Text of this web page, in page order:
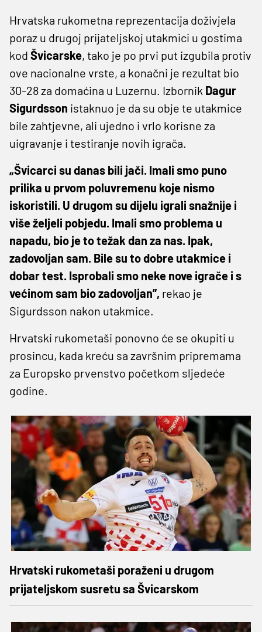
Hrvatska rukometna reprezentacija doživjela
poraz u drugoj prijateljskoj utakmici u gostima
kod Švicarske, tako je po prvi put izgubila protiv
ove nacionalne vrste, a konačni je rezultat bio
30-28 za domaćina u Luzernu. Izbornik Dagur
Sigurdsson istaknuo je da su obje te utakmice
bile zahtjevne, ali ujedno i vrlo korisne za
uigravanje i testiranje novih igrača.
„Švicarci su danas bili jači. Imali smo puno
prilika u prvom poluvremenu koje nismo
iskoristili. U drugom su dijelu igrali snažnije i
više željeli pobjedu. Imali smo problema u
napadu, bio je to težak dan za nas. Ipak,
zadovoljan sam. Bile su to dobre utakmice i
dobar test. Isprobali smo neke nove igrače i s
većinom sam bio zadovoljan”, rekao je
Sigurdsson nakon utakmice.
Hrvatski rukometaši ponovno će se okupiti u
prosincu, kada kreću sa završnim pripremama
za Europsko prvenstvo početkom sljedeće
godine.
Hrvatski rukometaši poraženi u drugom
prijateljskom susretu sa Švicarskom